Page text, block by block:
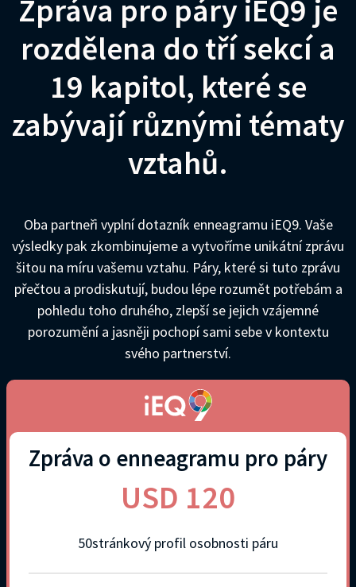
Zpráva pro páry iEQ9 je
rozdělena do tří sekcí a
19 kapitol, které se
zabývají různými tématy
vztahů.
Oba partneři vyplní dotazník enneagramu iEQ9. Vaše
výsledky pak zkombinujeme a vytvoříme unikátní zprávu
šitou na míru vašemu vztahu. Páry, které si tuto zprávu
přečtou a prodiskutují, budou lépe rozumět potřebám a
pohledu toho druhého, zlepší se jejich vzájemné
porozumění a jasněji pochopí sami sebe v kontextu
svého partnerství.
Zpráva o enneagramu pro páry
USD 120
50stránkový profil osobnosti páru